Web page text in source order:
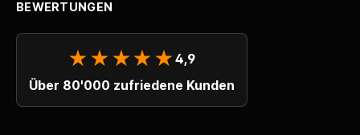
BEWERTUNGEN
★★★★★4,9
Über 80'000 zufriedene Kunden